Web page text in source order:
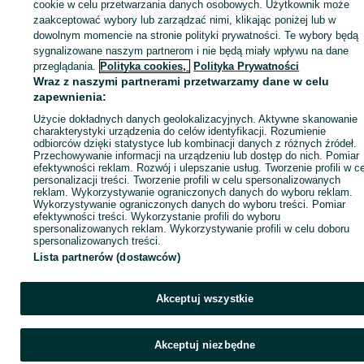
sprzedającym
Zaloguj się / Załóż konto
cookie w celu przetwarzania danych osobowych. Użytkownik może
zaakceptować wybory lub zarządzać nimi, klikając poniżej lub w
dowolnym momencie na stronie polityki prywatności. Te wybory będą
sygnalizowane naszym partnerom i nie będą miały wpływu na dane
przeglądania. Polityka cookies, Polityka Prywatności
Wraz z naszymi partnerami przetwarzamy dane w celu
zapewnienia:
Użycie dokładnych danych geolokalizacyjnych. Aktywne skanowanie
charakterystyki urządzenia do celów identyfikacji. Rozumienie
odbiorców dzięki statystyce lub kombinacji danych z różnych źródeł.
Przechowywanie informacji na urządzeniu lub dostęp do nich. Pomiar
efektywności reklam. Rozwój i ulepszanie usług. Tworzenie profili w
personalizacji treści. Tworzenie profili w celu spersonalizowanych
reklam. Wykorzystywanie ograniczonych danych do wyboru reklam.
Wykorzystywanie ograniczonych danych do wyboru treści. Pomiar
efektywności treści. Wykorzystanie profili do wyboru
spersonalizowanych reklam. Wykorzystywanie profili w celu doboru
spersonalizowanych treści.
Lista partnerów (dostawców)
Akceptuj wszystkie
Akceptuj niezbędne